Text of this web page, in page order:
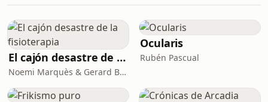
El cajón desastre de la fisioterapia
Noemi Marquès & Gerard Berenguer
Ocularis
Rubén Pascual